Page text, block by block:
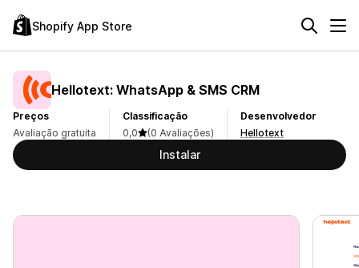
Shopify App Store
Hellotext: WhatsApp & SMS CRM
Preços
Avaliação gratuita
Classificação
0,0
(0 Avaliações)
Desenvolvedor
Hellotext
Instalar